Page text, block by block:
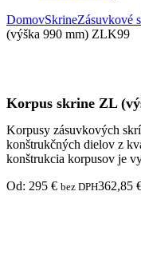
DomovSkrineZásuvkové
(výška 990 mm) ZLK99
Korpus skrine ZL
Korpusy zásuvkových
konštrukčných dielov z
konštrukcia korpusov je
Od: 295 € bez DPH362,85